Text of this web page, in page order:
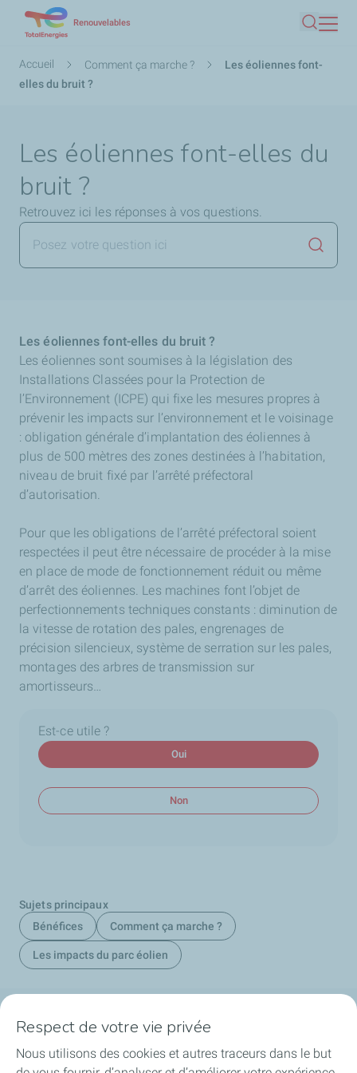
contenu
Renouvelables
Fil
d'Ariane
Accueil Comment ça marche ?
Les éoliennes font-
elles du bruit ?
Les éoliennes font-elles du
bruit ?
Retrouvez ici les réponses à vos questions.
Les éoliennes font-elles du bruit ?
Les éoliennes sont soumises à la législation des
Installations Classées pour la Protection de
l’Environnement (ICPE) qui fixe les mesures propres à
prévenir les impacts sur l’environnement et le voisinage
: obligation générale d’implantation des éoliennes à
plus de 500 mètres des zones destinées à l’habitation,
niveau de bruit fixé par l’arrêté préfectoral
d’autorisation.
Pour que les obligations de l’arrêté préfectoral soient
respectées il peut être nécessaire de procéder à la mise
en place de mode de fonctionnement réduit ou même
d’arrêt des éoliennes. Les machines font l’objet de
perfectionnements techniques constants : diminution de
la vitesse de rotation des pales, engrenages de
précision silencieux, système de serration sur les pales,
montages des arbres de transmission sur
amortisseurs…
Est-ce utile ?
Oui
Non
Sujets principaux
Bénéfices
Comment ça marche ?
Les impacts du parc éolien
La société
Nos métiers
Respect de votre vie privée
Nous utilisons des cookies et autres traceurs dans le but